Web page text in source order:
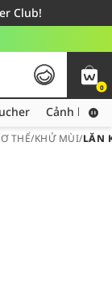
Club!
249,000Đ
Hồ Chí Minh
0
Cảnh báo
THỂ/KHỬ MÙI/LĂN